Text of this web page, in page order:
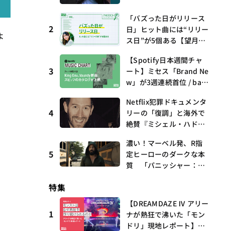
第17回 観たいものが多
すぎる～稲垣貴俊の配信
時評
2
「バズった日がリリース
日」ヒット曲には“リリー
ス日”が5個ある【望月優
3】
3
【Spotify日本週間チャ
ート】ミセス「Brand Ne
w」が3週連続首位 / bac
曲、King Gnu新曲「GO
GHOST」が初登場〜集計
期間：2026年7/24〜7/30
4
Netflix犯罪ドキュメンタ
リーの「復調」と海外で
絶賛『ミシェル・ハドリ
第16回 観たいものが多
すぎる～稲垣貴俊の配信
時評
5
濃い！マーベル発、R指
定ヒーローのダークな本
質 「パニッシャー：ワ
多すぎる～稲垣貴俊の配
信時評
特集
1
【DREAMDAZE Ⅳ アリー
ナが熱狂で沸いた「モン
ドリ」現地レポート】モ